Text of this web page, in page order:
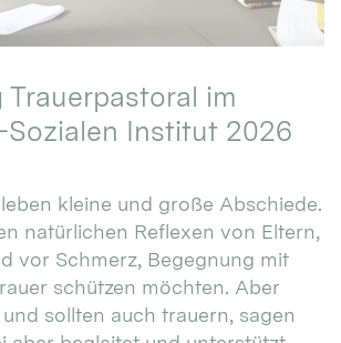
im
Sozialen Institut 2026
kleine und große Abschiede.
natürlichen Reflexen von Eltern,
vor Schmerz, Begegnung mit
schützen möchten. Aber
sollten auch trauern, sagen